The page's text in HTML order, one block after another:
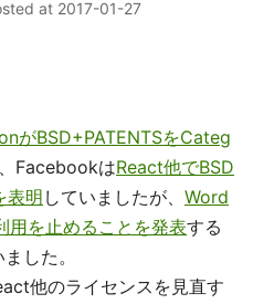
at 2017-01-27
がBSD+PATENTSをCateg
FacebookはReact他でBSD
表明 していましたが、 Word
用を止めることを発表する
した。
他のライセンスを見直す